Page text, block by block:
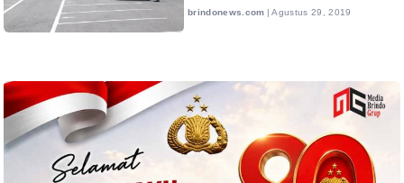
brindonews.com | Agustus 29, 2019